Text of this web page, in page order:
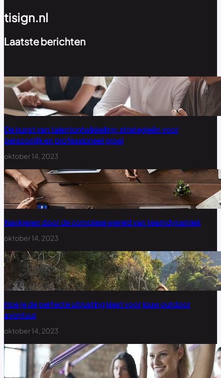
tisign.nl
Laatste berichten
De kunst van talentontwikkeling: strategieën voor
persoonlijk en professioneel groei
oktober 14, 2023
Navigeren door de complexe wereld van teamdynamiek
oktober 14, 2023
Hoe je de perfecte uitrusting kiest voor jouw outdoor
avontuur
oktober 14, 2023